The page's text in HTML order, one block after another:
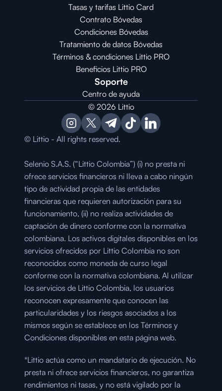
Tasas y tarifas Littio Card
Contrato Bóvedas
Condiciones Bóvedas
Tratamiento de datos Bóvedas
Términos & condiciones Littio PRO
Beneficios Littio PRO
Soporte
Centro de ayuda
© 2026 Littio
© Littio - All rights reserved.
Selenio S.A.S. (“Littio Colombia”) (i) no presta ni
ofrece servicios financieros ni lleva a cabo ningún
tipo de actividad propia de las entidades
financieras que requieren autorización para su
funcionamiento, (ii) no realiza actividades de
captación de dinero conforme con la normativa
colombiana. Los activos digitales disponibles en los
servicios ofrecidos por Littio Colombia no son
reconocidos como moneda de curso legal
conforme con la normativa colombiana. Al utilizar
los servicios de Littio Colombia, los usuarios
reconocen expresamente que conocen las
particularidades y los riesgos asociados a los
mismos según se establece en los Términos y
Condiciones disponibles en esta página web.
*Littio actúa como un mandatario de ejecución. No
presta ni ofrece servicios financieros, no garantiza
rendimientos ni tasas, y no está vigilado por la